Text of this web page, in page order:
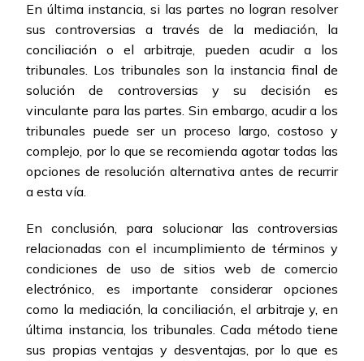
En última instancia, si las partes no logran resolver
sus controversias a través de la mediación, la
conciliación o el arbitraje, pueden acudir a los
tribunales. Los tribunales son la instancia final de
solución de controversias y su decisión es
vinculante para las partes. Sin embargo, acudir a los
tribunales puede ser un proceso largo, costoso y
complejo, por lo que se recomienda agotar todas las
opciones de resolución alternativa antes de recurrir
a esta vía.
En conclusión, para solucionar las controversias
relacionadas con el incumplimiento de términos y
condiciones de uso de sitios web de comercio
electrónico, es importante considerar opciones
como la mediación, la conciliación, el arbitraje y, en
última instancia, los tribunales. Cada método tiene
sus propias ventajas y desventajas, por lo que es